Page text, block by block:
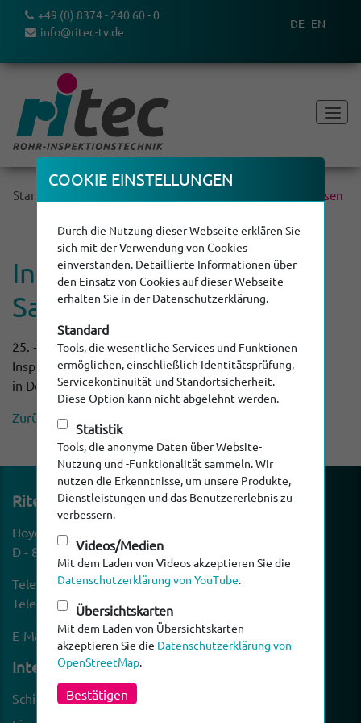
+49 (0) 8374 - 240 60 - 0
info@ritec-tv.de
DE EN
Start Nachrichtenleser - Messen
Inspek­tions- und
Sanierungs­tage
25. - 26.11.2026
Inspektions- und Sanierungstage
in Dortmund
Zurück
Ritec Rohr-Inspek­ti­ons­technik GmbH
Hoyen 22
D - 87490 Haldenwang
Telefon:+49 (0) 8374 - 240 60 - 0
Telefax: +49 (0) 8374 - 240 60 - 60
E-Mail:
info@ritec-tv.de
Inter­es­sante Links
Schiebekameras
COOKIE EINSTEL­LUNGEN
Durch die Nutzung dieser Webseite erklären Sie
sich mit der Verwendung von Cookies
einverstanden. Detaillierte Informationen über
den Einsatz von Cookies auf dieser Webseite
erhalten Sie in der Datenschutzerklärung.
Standard
Tools, die wesentliche Services und Funktionen
ermöglichen, einschließlich Identitätsprüfung,
Servicekontinuität und Standortsicherheit.
Diese Option kann nicht abgelehnt werden.
Statistik
Tools, die anonyme Daten über Website-
Nutzung und -Funktionalität sammeln. Wir
nutzen die Erkenntnisse, um unsere Produkte,
Dienstleistungen und das Benutzererlebnis zu
verbessern.
Videos/Medien
Mit dem Laden von Videos akzeptieren Sie die
Datenschutzerklärung von YouTube.
Übersichtskarten
Mit dem Laden von Übersichtskarten
akzeptieren Sie die Datenschutzerklärung von
OpenStreetMap.
Bestätigen